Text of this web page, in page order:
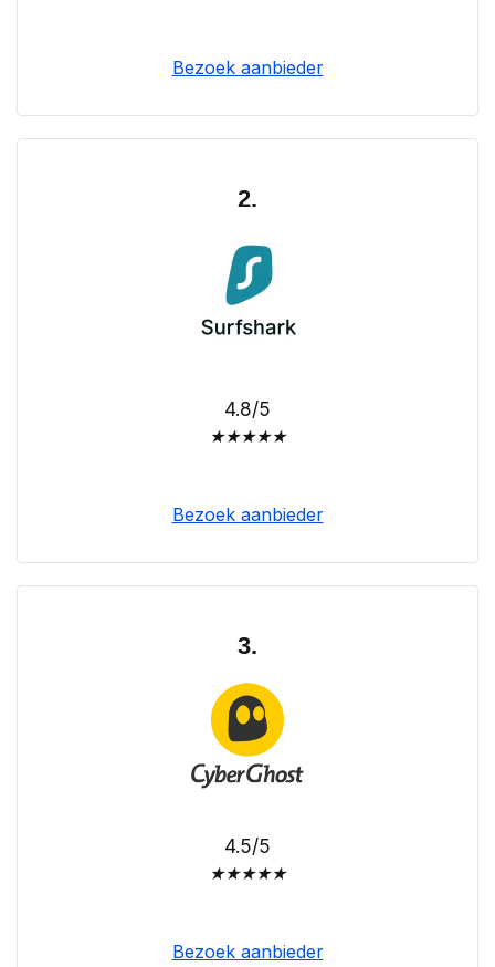
Bezoek aanbieder
2.
4.8/5
★★★★★
Bezoek aanbieder
3.
4.5/5
★★★★★
Bezoek aanbieder